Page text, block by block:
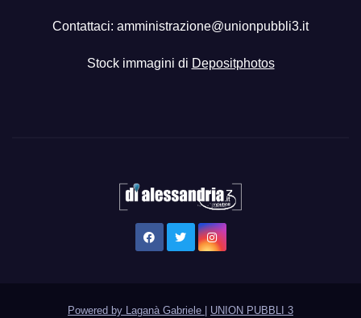
Contattaci: amministrazione@unionpubbli3.it
Stock immagini di Depositphotos
Powered by Laganà Gabriele | UNION PUBBLI 3